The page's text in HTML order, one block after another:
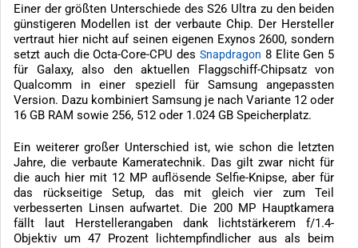
Einer der größten Unterschiede des S26 Ultra zu den beiden
günstigeren Modellen ist der verbaute Chip. Der Hersteller
vertraut hier nicht auf seinen eigenen Exynos 2600, sondern
setzt auch die Octa-Core-CPU des Snapdragon 8 Elite Gen 5
für Galaxy, also den aktuellen Flaggschiff-Chipsatz von
Qualcomm in einer speziell für Samsung angepassten
Version. Dazu kombiniert Samsung je nach Variante 12 oder
16 GB RAM sowie 256, 512 oder 1.024 GB Speicherplatz.
Ein weiterer großer Unterschied ist, wie schon die letzten
Jahre, die verbaute Kameratechnik. Das gilt zwar nicht für
die auch hier mit 12 MP auflösende Selfie-Knipse, aber für
das rückseitige Setup, das mit gleich vier zum Teil
verbesserten Linsen aufwartet. Die 200 MP Hauptkamera
fällt laut Herstellerangaben dank lichtstärkerem f/1.4-
Objektiv um 47 Prozent lichtempfindlicher aus als beim